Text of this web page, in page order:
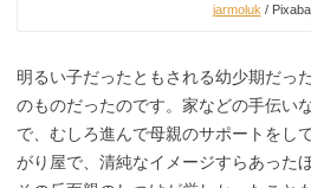
jarmoluk /
明るい子だったともされる幼少期だっ
のものだったのです。家などの手伝い
で、むしろ進んで母親のサポートをし
がり屋で、清純なイメージすらあった